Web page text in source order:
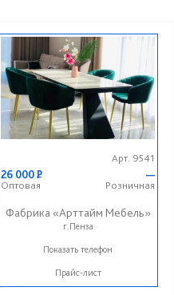
Арт. 9541
26 000Р
Оптовая
—
Розничная
Фабрика «Арттайм Мебель»
г.Пенза
+7 (800) 201-23-49
Показать телефон
Прайс-лист